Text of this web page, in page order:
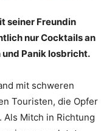
seiner Freundin
nur Cocktails an
Panik losbricht.
mit schweren
Touristen, die Opfer
Mitch in Richtung